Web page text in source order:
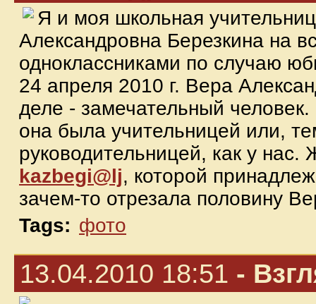
Я и моя школьная
Александровна Березкина на
одноклассниками по случаю
24 апреля 2010 г. Вера
деле - замечательный человек.
она была учительницей или,
руководительницей, как у
kazbegi@lj, которой
зачем-то отрезала половину
Tags: фото
13.04.2010 18:51 -